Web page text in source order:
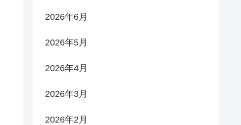
2026年6月
2026年5月
2026年4月
2026年3月
2026年2月